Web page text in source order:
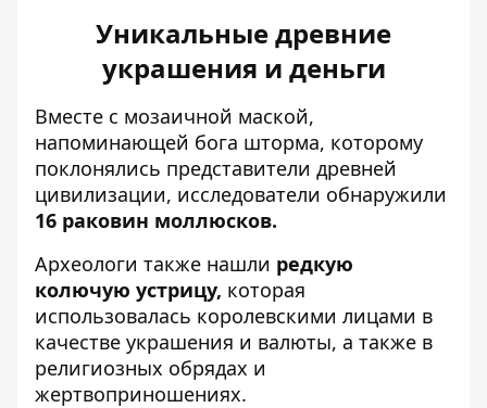
Уникальные древние
украшения и деньги
Вместе с мозаичной маской,
напоминающей бога шторма, которому
поклонялись представители древней
цивилизации, исследователи обнаружили
16 раковин моллюсков.
Археологи также нашли редкую
колючую устрицу, которая
использовалась королевскими лицами в
качестве украшения и валюты, а также в
религиозных обрядах и
жертвоприношениях.